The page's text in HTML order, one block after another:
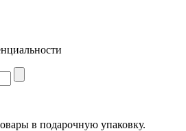
в подарочную упаковку.